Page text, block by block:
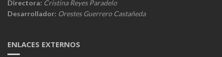
Directora: Cristina Reyes Paradelo
Desarrollador: Orestes Guerrero Castañeda
ENLACES EXTERNOS